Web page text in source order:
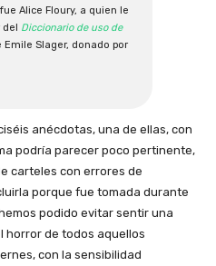
Alice Floury, a quien le
del Diccionario de uso de
Slager, donado por
anécdotas, una de ellas, con
podría parecer poco pertinente,
carteles con errores de
porque fue tomada durante
podido evitar sentir una
horror de todos aquellos
con la sensibilidad